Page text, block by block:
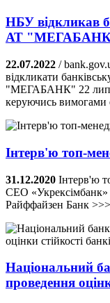
НБУ відкликав
АТ
22.07.2022 /
відкликати
"МЕГАБАНК" 22 лип.
керуючись вимогами
Інтерв'ю топ-
31.12.2020 Інтерв'ю
CEO
Райффайзен Банк
Національний
проведення